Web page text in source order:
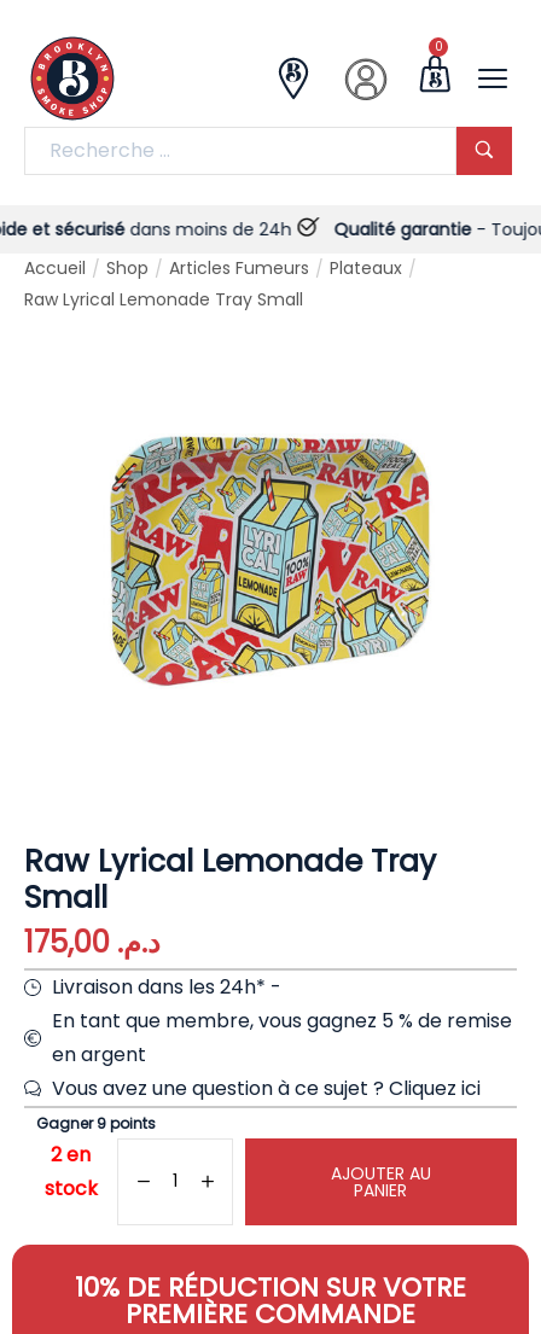
0
sécurisédans moins de 24h Qualité garantie- Toujours !
Accueil / Shop / Articles Fumeurs / Plateaux /
Raw Lyrical Lemonade Tray Small
Raw Lyrical Lemonade Tray
Small
د.م.
Livraison dans les 24h* -
En tant que membre, vous gagnez 5 % de remise
en argent
Vous avez une question à ce sujet ?Cliquez ici
Gagner 9 points
2 en
stock
AJOUTER AU
PANIER
10% DE RÉDUCTION SUR VOTRE
PREMIÈRE COMMANDE